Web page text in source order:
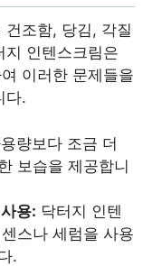
조함, 당김, 각질
지 인텐스크림은
이러한 문제들을
다.
량보다 조금 더
보습을 제공합니
용: 닥터지 인텐
스나 세럼을 사용
.